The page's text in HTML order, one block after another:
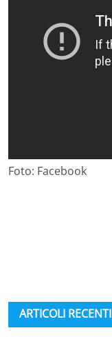
Foto: Facebook
ARTICOLI RECENTI